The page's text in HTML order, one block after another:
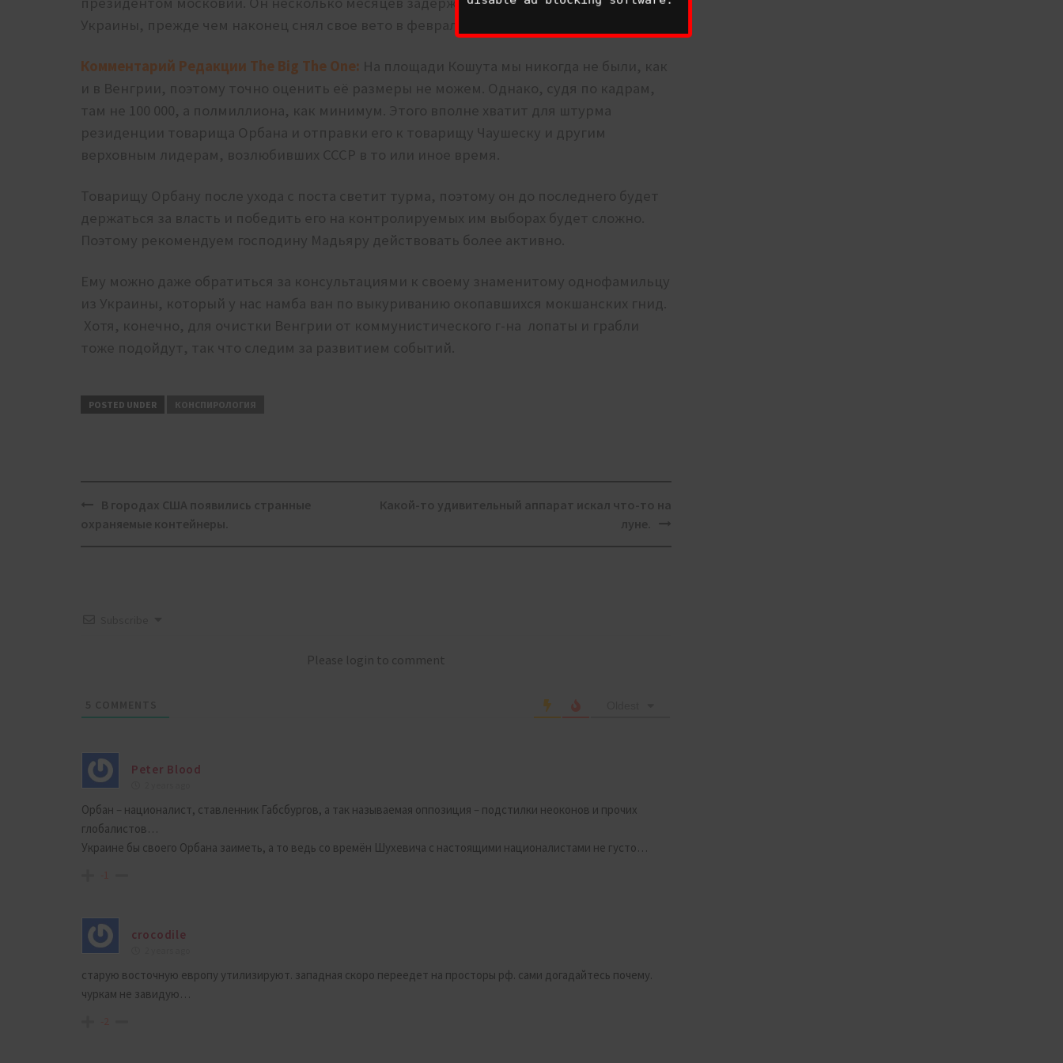
Украины, прежде чем наконец снял свое вето в феврале.
Комментарий Редакции The Big The One: На площади Кошута мы никогда не были, как
и в Венгрии, поэтому точно оценить её размеры не можем. Однако, судя по кадрам,
там не 100 000, а полмиллиона, как минимум. Этого вполне хватит для штурма
резиденции товарища Орбана и отправки его к товарищу Чаушеску и другим
верховным лидерам, возлюбивших СССР в то или иное время.
Товарищу Орбану после ухода с поста светит турма, поэтому он до последнего будет
держаться за власть и победить его на контролируемых им выборах будет сложно.
Поэтому рекомендуем господину Мадьяру действовать более активно.
Ему можно даже обратиться за консультациями к своему знаменитому однофамильцу
из Украины, который у нас намба ван по выкуриванию окопавшихся мокшанских гнид.
Хотя, конечно, для очистки Венгрии от коммунистического г-на лопаты и грабли
тоже подойдут, так что следим за развитием событий.
POSTED UNDER КОНСПИРОЛОГИЯ
Post
Please login to comment
Peter Blood
Орбан – националист, ставленник Габсбургов, а так называемая оппозиция – подстилки неоконов и прочих
глобалистов…
Украине бы своего Орбана заиметь, а то ведь со времён Шухевича с настоящими националистами не густо…
crocodile
старую восточную европу утилизируют. западная скоро переедет на просторы рф. сами догадайтесь почему.
чуркам не завидую…